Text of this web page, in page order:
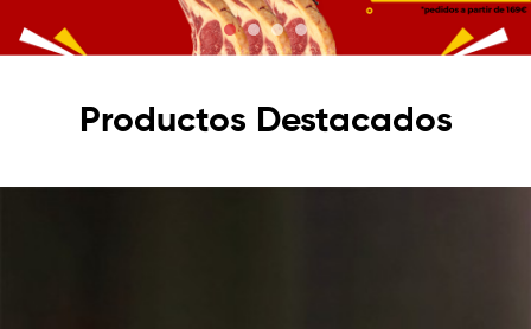
Productos Destacados